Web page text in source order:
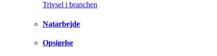
Trivsel i branchen
Natarbejde
Opsigelse